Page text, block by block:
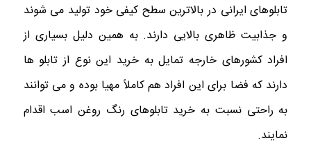
تابلوهای ایرانی در بالاترین سطح کیفی خود تولید می شوند
و جذابیت ظاهری بالایی دارند. به همین دلیل بسیاری از
افراد کشورهای خارجه تمایل به خرید این نوع از تابلو ها
دارند که فضا برای این افراد هم کاملاً مهیا بوده و می توانند
به راحتی نسبت به خرید تابلوهای رنگ روغن اسب اقدام
نمایند.